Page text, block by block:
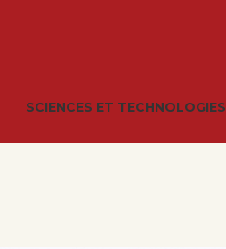
SCIENCES ET TECHNOLOGIES